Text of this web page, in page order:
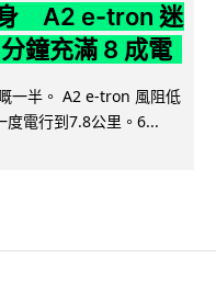
身 A2 e-tron 迷
鐘充滿 8 成電
一半。 A2 e-tron 風阻低
度電行到7.8公里。6...